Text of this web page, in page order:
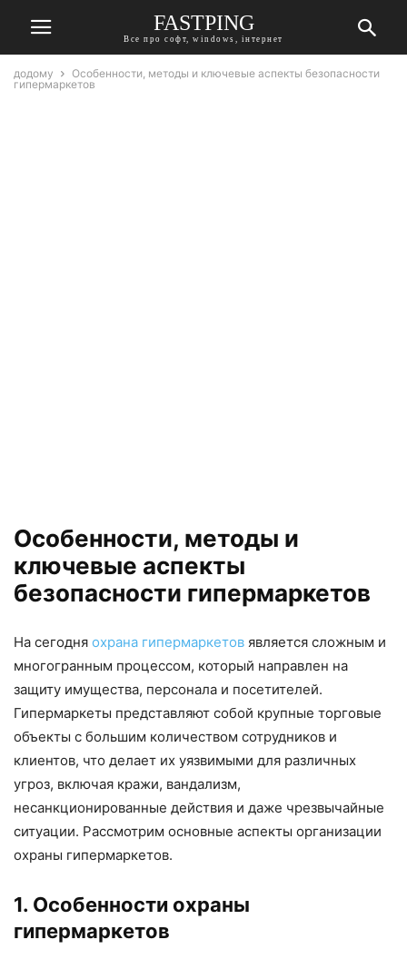
FASTPING
Все про софт, windows, інтернет
додому
Особенности, методы и ключевые аспекты безопасности
гипермаркетов
Особенности, методы и
ключевые аспекты
безопасности гипермаркетов
На сегодня охрана гипермаркетов является сложным и
многогранным процессом, который направлен на
защиту имущества, персонала и посетителей.
Гипермаркеты представляют собой крупные торговые
объекты с большим количеством сотрудников и
клиентов, что делает их уязвимыми для различных
угроз, включая кражи, вандализм,
несанкционированные действия и даже чрезвычайные
ситуации. Рассмотрим основные аспекты организации
охраны гипермаркетов.
1. Особенности охраны
гипермаркетов